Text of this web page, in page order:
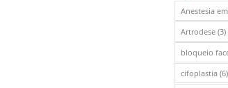
Anestesia
Artrodese(3)
bloqueio
cifoplastia(6)